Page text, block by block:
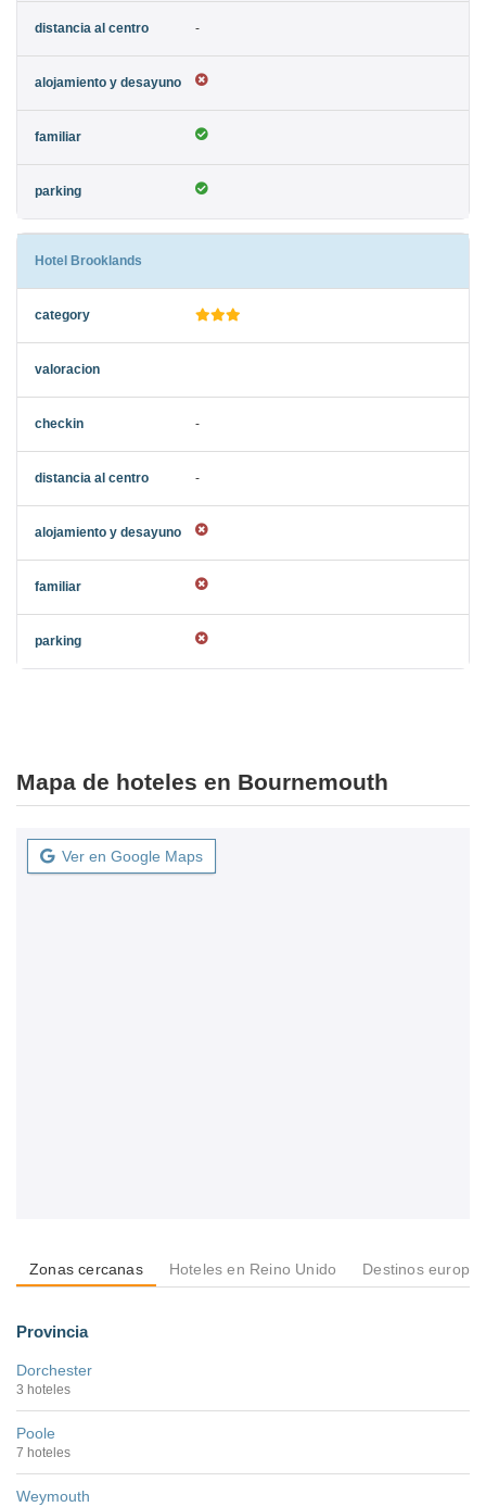
-
Hotel Brooklands
-
-
Mapa de hoteles en Bournemouth
Ver en Google Maps
Zonas cercanas Hoteles en Reino Unido Destinos
Provincia
Dorchester
3 hoteles
Poole
7 hoteles
Weymouth